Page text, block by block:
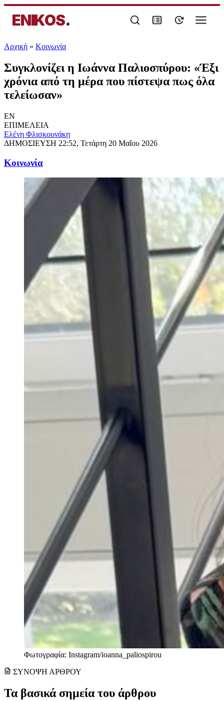
ENIKOS.
Αρχική » Κοινωνία
Συγκλονίζει η Ιωάννα Παλιοσπύρου: «Έξι
χρόνια από τη μέρα που πίστεψα πως όλα
τελείωσαν»
EN
ΕΠΙΜΕΛΕΙΑ
Ελένη Φλισκουνάκη
ΔΗΜΟΣΙΕΥΣΗ 22:52, Τετάρτη 20 Μαΐου 2026
Κοινωνία
Φωτογραφία: Instagram/ioanna_paliospirou
ΣΥΝΟΨΗ ΑΡΘΡΟΥ
Τα βασικά σημεία του άρθρου